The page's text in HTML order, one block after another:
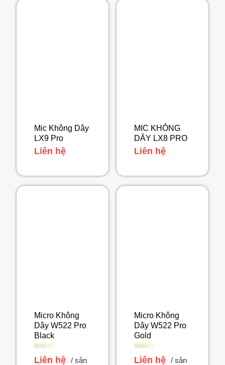
Mic Không Dây
LX9 Pro
Liên hệ
MIC KHÔNG
DÂY LX8 PRO
Liên hệ
Micro Không
Dây W522 Pro
Black
Được
xếp
Liên hệ / sản
Micro Không
Dây W522 Pro
Gold
Được
xếp
Liên hệ / sản